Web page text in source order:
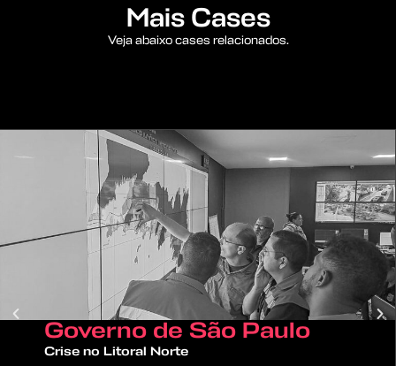
Mais Cases
Veja abaixo cases relacionados.
Governo de São Paulo
Crise no Litoral Norte